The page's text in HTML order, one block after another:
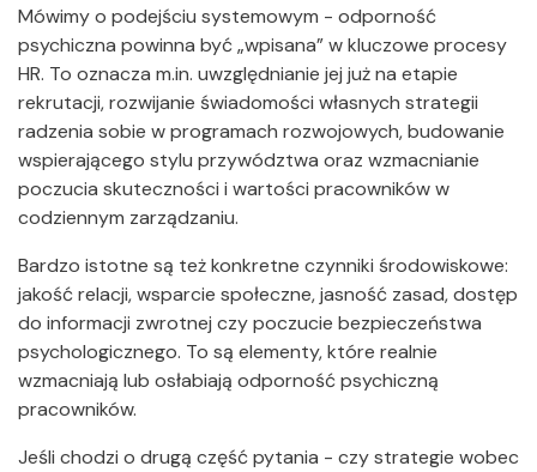
Mówimy o podejściu systemowym - odporność
psychiczna powinna być „wpisana” w kluczowe procesy
HR. To oznacza m.in. uwzględnianie jej już na etapie
rekrutacji, rozwijanie świadomości własnych strategii
radzenia sobie w programach rozwojowych, budowanie
wspierającego stylu przywództwa oraz wzmacnianie
poczucia skuteczności i wartości pracowników w
codziennym zarządzaniu.
Bardzo istotne są też konkretne czynniki środowiskowe:
jakość relacji, wsparcie społeczne, jasność zasad, dostęp
do informacji zwrotnej czy poczucie bezpieczeństwa
psychologicznego. To są elementy, które realnie
wzmacniają lub osłabiają odporność psychiczną
pracowników.
Jeśli chodzi o drugą część pytania - czy strategie wobec